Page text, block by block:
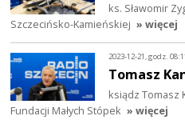
ks. Sławomir
Szczecińsko-Kamieńskiej » więcej
2023-12-21, godz.
Tomasz
ksiądz Tomasz
Fundacji Małych Stópek » więcej